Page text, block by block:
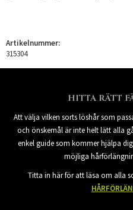
Artikelnummer:
315304
HITTA RÄTT
Att välja vilken sorts löshår som
och önskemål är inte helt lätt alla
enkel guide som kommer hjälpa
möjliga
Titta in här för att läsa om alla